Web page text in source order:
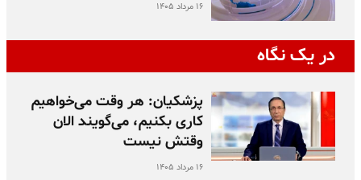
۱۶ مرداد ۱۴۰۵
در یک نگاه
پزشکیان: هر وقت می‌خواهیم
کاری بکنیم، می‌گویند الان
وقتش نیست
۱۶ مرداد ۱۴۰۵